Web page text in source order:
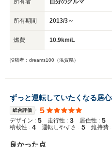
所有期間 2013/3～
燃費 10.9km/L
投稿者：dreams100（滋賀県）
ずっと運転していたくなる居
総合評価 5
デザイン : 5 走行性 : 3 居住性 : 5
積載性 : 4 運転しやすさ : 5 維持費 :
良かった点